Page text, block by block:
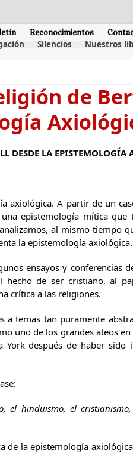
Reconocimientos
Silencios Nuestros
de
DESDE LA EPISTEMOLOGÍA
axiológica. A partir de un
epistemología mítica que
al mismo tiempo
la epistemología axiológica.
ensayos y conferencias
hecho de ser cristiano, al
crítica a las religiones.
temas tan puramente
uno de los grandes ateos
después de haber sido
el hinduismo, el
de la epistemología